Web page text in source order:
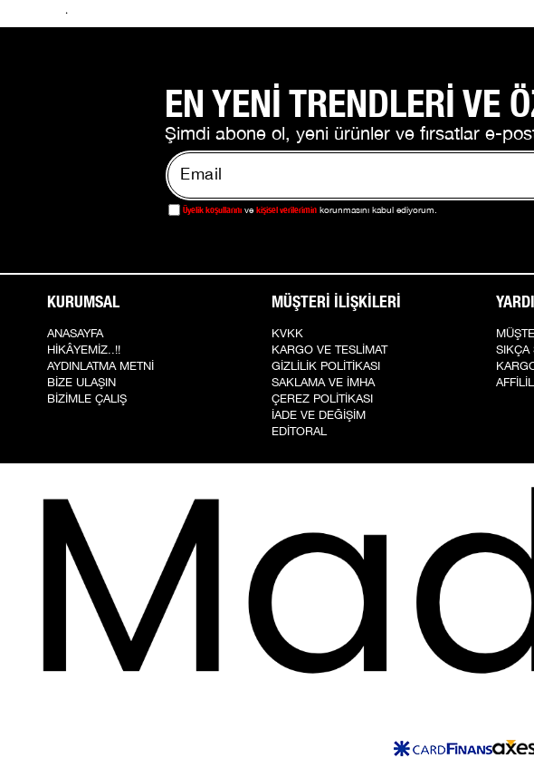
.
EN YENİ TRENDLERİ VE
Şimdi abone ol, yeni ürünler ve fırsatlar e-
Üyelik koşullarını ve kişisel verilerimin korunmasını kabul ediyorum.
KURUMSAL
ANASAYFA
HİKÂYEMİZ..!!
AYDINLATMA METNİ
BİZE ULAŞIN
BİZİMLE ÇALIŞ
MÜŞTERİ İLİŞKİLERİ
KVKK
KARGO VE TESLİMAT
GİZLİLİK POLİTİKASI
SAKLAMA VE İMHA
ÇEREZ POLİTİKASI
İADE VE DEĞİŞİM
EDİTORAL
SIKÇA